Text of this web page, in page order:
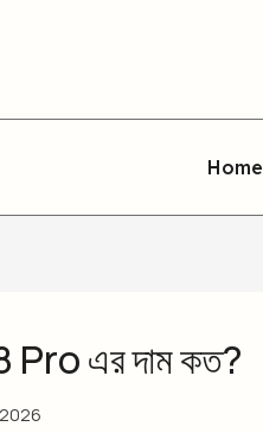
Home
Pro এর দাম কত?